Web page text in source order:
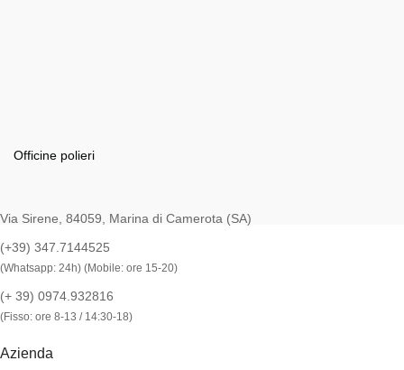
Officine polieri
Via Sirene, 84059, Marina di Camerota (SA)
(+39) 347.7144525
(Whatsapp: 24h) (Mobile: ore 15-20)
(+ 39) 0974.932816
(Fisso: ore 8-13 / 14:30-18)
Azienda